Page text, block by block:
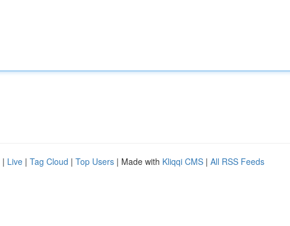
| Live | Tag Cloud | Top Users | Made with Kliqqi CMS | All RSS Feeds